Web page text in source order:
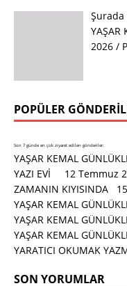
Şurada
2026 /
POPÜLER
Son 7 günde en çok ziyaret edilen gönderiler:
YAŞAR KEMAL
YAZI EVİ 12 Temmuz
ZAMANIN KIYISINDA
YAŞAR KEMAL
YAŞAR KEMAL
YAŞAR KEMAL
YARATICI OKUMAK
SON YORUMLAR